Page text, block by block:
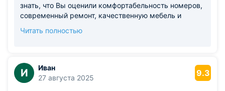
знать, что Вы оценили комфортабельность номеров,
современный ремонт, качественную мебель и
что Вы высоко оценили удобство организации
Команда отеля
Читать полностью
И
Иван
27 августа 2025
9.3